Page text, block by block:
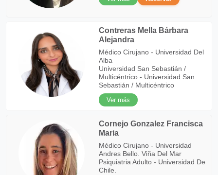
Contreras Mella Bárbara
Alejandra
Médico Cirujano - Universidad Del
Alba
Universidad San Sebastián /
Multicéntrico - Universidad San
Sebastián / Multicéntrico
Ver más
Cornejo Gonzalez Francisca
Maria
Médico Cirujano - Universidad
Andres Bello. Viña Del Mar
Psiquiatria Adulto - Universidad De
Chile.